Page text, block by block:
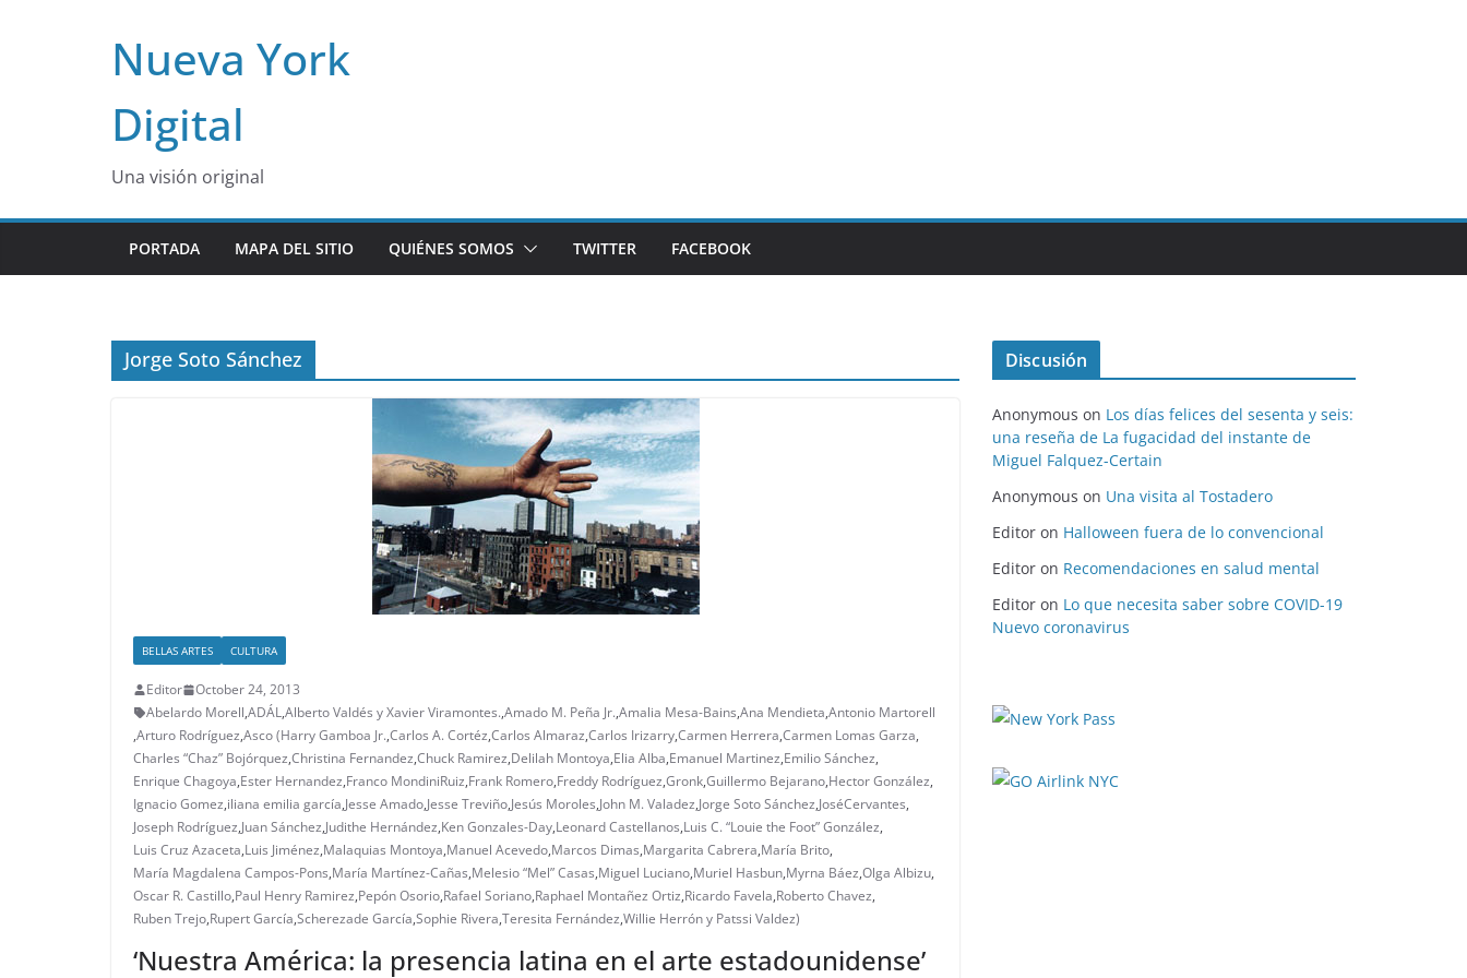
Nueva York
Digital
Una visión original
PORTADA MAPA DEL SITIO QUIÉNES SOMOS TWITTER FACEBOOK
Jorge Soto Sánchez
BELLAS ARTES CULTURA
Editor
October 24, 2013
Abelardo Morell,ADÁL,Alberto Valdés y Xavier Viramontes.,Amado M. Peña Jr.,Amalia Mesa-Bains,Ana Mendieta,Antonio Martorell
,Arturo Rodríguez,Asco (Harry Gamboa Jr.,Carlos A. Cortéz,Carlos Almaraz,Carlos Irizarry,Carmen Herrera,Carmen Lomas Garza,
Charles “Chaz” Bojórquez,Christina Fernandez,Chuck Ramirez,Delilah Montoya,Elia Alba,Emanuel Martinez,Emilio Sánchez,
Enrique Chagoya,Ester Hernandez,Franco MondiniRuiz,Frank Romero,Freddy Rodríguez,Gronk,Guillermo Bejarano,Hector González,
Ignacio Gomez,iliana emilia garcía,Jesse Amado,Jesse Treviño,Jesús Moroles,John M. Valadez,Jorge Soto Sánchez,JoséCervantes,
Joseph Rodríguez,Juan Sánchez,Judithe Hernández,Ken Gonzales-Day,Leonard Castellanos,Luis C. “Louie the Foot” González,
Luis Cruz Azaceta,Luis Jiménez,Malaquias Montoya,Manuel Acevedo,Marcos Dimas,Margarita Cabrera,María Brito,
María Magdalena Campos-Pons,María Martínez-Cañas,Melesio “Mel” Casas,Miguel Luciano,Muriel Hasbun,Myrna Báez,Olga Albizu,
Oscar R. Castillo,Paul Henry Ramirez,Pepón Osorio,Rafael Soriano,Raphael Montañez Ortiz,Ricardo Favela,Roberto Chavez,
Ruben Trejo,Rupert García,Scherezade García,Sophie Rivera,Teresita Fernández,Willie Herrón y Patssi Valdez)
‘Nuestra América: la presencia latina en el arte estadounidense’
Discusión
Anonymous on Los días felices del sesenta y seis:
una reseña de La fugacidad del instante de
Miguel Falquez-Certain
Anonymous on Una visita al Tostadero
Editor on Halloween fuera de lo convencional
Editor on Recomendaciones en salud mental
Editor on Lo que necesita saber sobre COVID-19
Nuevo coronavirus